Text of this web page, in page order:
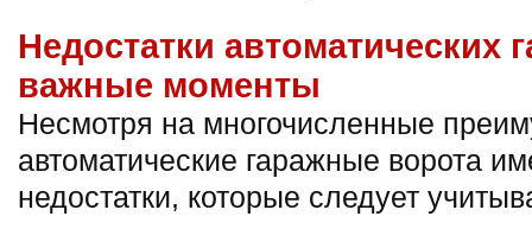
Недостатки автоматических
важные моменты
Несмотря на многочисленные
автоматические гаражные ворота
недостатки, которые следует